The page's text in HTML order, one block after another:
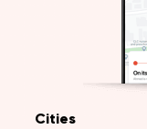
Cities